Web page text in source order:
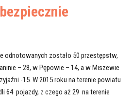
odnotowanych zostało 50 przestępstw,
– 28, w Pępowie – 14, a w Miszewie
-15. W 2015 roku na terenie powiatu
64 pojazdy, z czego aż 29 na terenie